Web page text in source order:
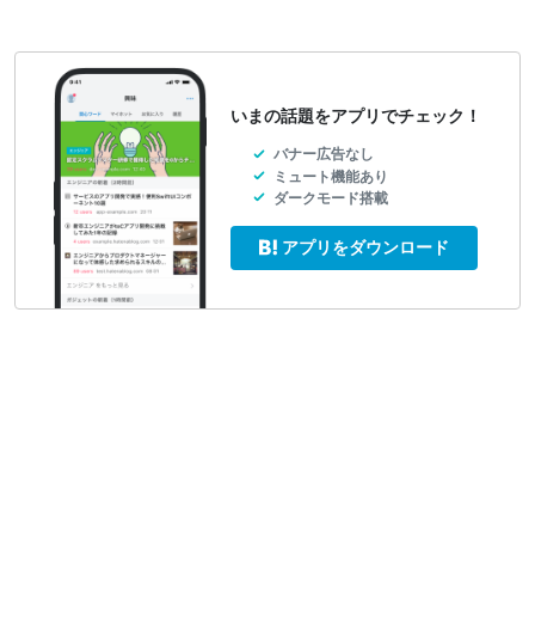
いまの話題をアプリでチェック！
バナー広告なし
ミュート機能あり
ダークモード搭載
アプリをダウンロード